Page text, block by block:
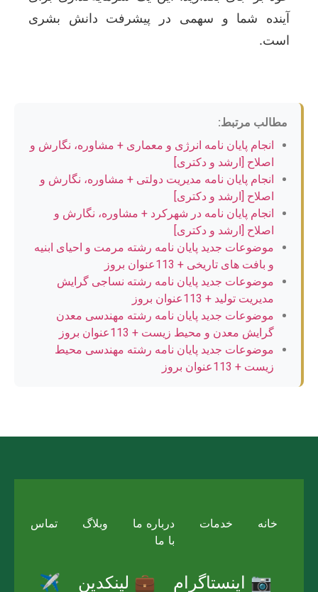
آینده شما و سهمی در پیشرفت دانش بشری
است.
مطالب مرتبط:
انجام پایان نامه انرژی و معماری + مشاوره، نگارش و
اصلاح [ارشد و دکتری]
انجام پایان نامه مدیریت دولتی + مشاوره، نگارش و
اصلاح [ارشد و دکتری]
انجام پایان نامه در شهرکرد + مشاوره، نگارش و
اصلاح [ارشد و دکتری]
موضوعات جدید پایان نامه رشته مرمت و احیای ابنیه
و بافت های تاریخی + 113عنوان بروز
موضوعات جدید پایان نامه رشته نساجی گرایش
مدیریت تولید + 113عنوان بروز
موضوعات جدید پایان نامه رشته مهندسی معدن
گرایش معدن و محیط زیست + 113عنوان بروز
موضوعات جدید پایان نامه رشته مهندسی محیط
زیست + 113عنوان بروز
خانه خدمات درباره ما وبلاگ
تماس
با ما
📷 اینستاگرام 💼 لینکدین ✈️